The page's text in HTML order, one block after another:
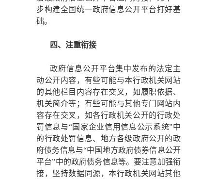
步构建全国统一政府信息公开平台打好基
础。
四、注重衔接
政府信息公开平台集中发布的法定主
动公开内容，有些可能与本行政机关网站
的其他栏目内容存在交叉，如履职依据、
机关简介等；有些可能与其他专门网站内
容存在交叉，如各行政机关公开的行政处
罚信息与“国家企业信用信息公示系统”中
的行政处罚信息、地方各级政府公开的政
府债务信息与“中国地方政府债券信息公开
平台”中的政府债务信息等。要注意加强衔
接，坚持数据同源，本行政机关网站其他